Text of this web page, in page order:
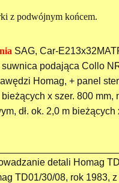
z podwójnym końcem.
SAG, Car-
podająca Collo
Homag, + panel
x szer. 800
dł. ok. 2,0 m
detali Homag
TD01/30/08, rok 1983,